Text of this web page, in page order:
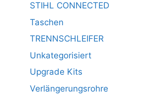
STIHL CONNECTED
Taschen
TRENNSCHLEIFER
Unkategorisiert
Upgrade Kits
Verlängerungsrohre